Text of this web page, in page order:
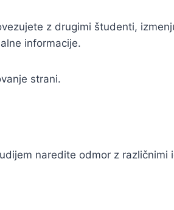
z drugimi študenti,
informacije.
strani.
naredite odmor z različnimi